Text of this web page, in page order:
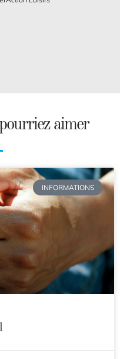
aimer
INFORMATIONS